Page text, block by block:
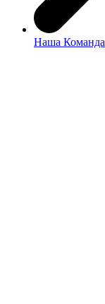
Наша Команда